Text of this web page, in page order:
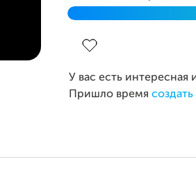
У вас есть интересная
Пришло время